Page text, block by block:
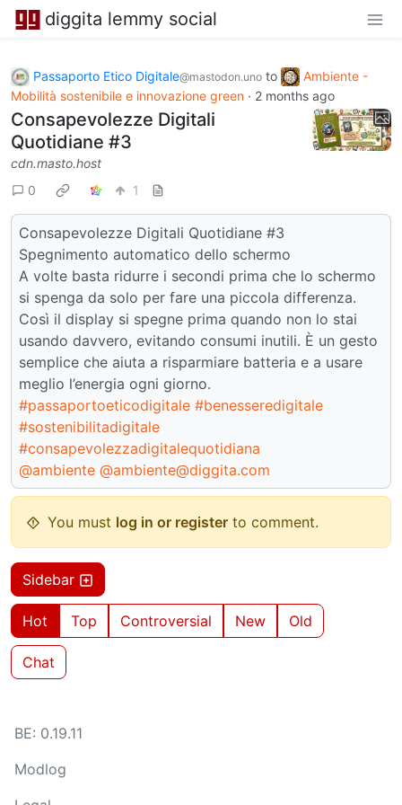
diggita lemmy social
Passaporto Etico Digitale@mastodon.uno to
Ambiente -
Mobilità sostenibile e innovazione green · 2 months ago
Consapevolezze Digitali
Quotidiane #3
cdn.masto.host
0
1
Consapevolezze Digitali Quotidiane #3
Spegnimento automatico dello schermo
A volte basta ridurre i secondi prima che lo schermo
si spenga da solo per fare una piccola differenza.
Così il display si spegne prima quando non lo stai
usando davvero, evitando consumi inutili. È un gesto
semplice che aiuta a risparmiare batteria e a usare
meglio l’energia ogni giorno.
#passaportoeticodigitale #benesseredigitale
#sostenibilitadigitale
#consapevolezzadigitalequotidiana
@ambiente @ambiente@diggita.com
You must log in or register to comment.
Sidebar
Hot Top Controversial New Old
Chat
BE: 0.19.11
Modlog